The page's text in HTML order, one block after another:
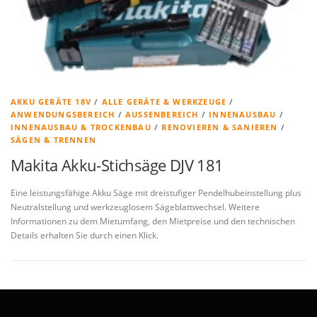
AKKU GERÄTE 18V / ALLE GERÄTE & WERKZEUGE /
ANWENDUNGSBEREICH /AUSSENBEREICH / INNENAUSBAU /
INNENAUSBAU & TROCKENBAU / RENOVIEREN & SANIEREN /
SÄGEN & TRENNEN
Makita Akku-Stichsäge DJV 181
Eine leistungsfähige Akku Säge mit dreistufiger Pendelhubeinstellung plus
Neutralstellung und werkzeuglosem Sägeblattwechsel. Weitere
Informationen zu dem Mietumfang, den Mietpreise und den technischen
Details erhalten Sie durch einen Klick.